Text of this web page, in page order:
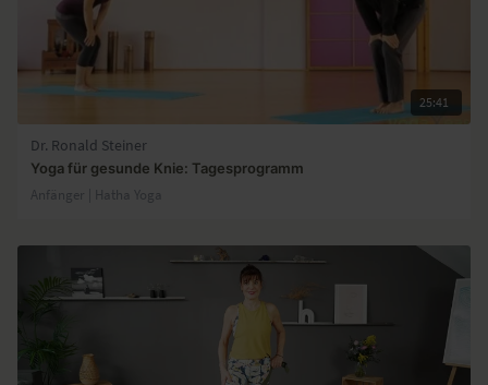
25:41
Dr. Ronald Steiner
Yoga für gesunde Knie: Tagesprogramm
Anfänger | Hatha Yoga